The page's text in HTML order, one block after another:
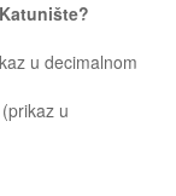
u decimalnom
u